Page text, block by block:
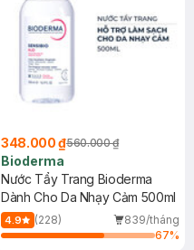
348.000 ₫560.000 ₫
Bioderma
Nước Tẩy Trang Bioderma
Dành Cho Da Nhạy Cảm 500ml
4.9 (228)
839/tháng
67%